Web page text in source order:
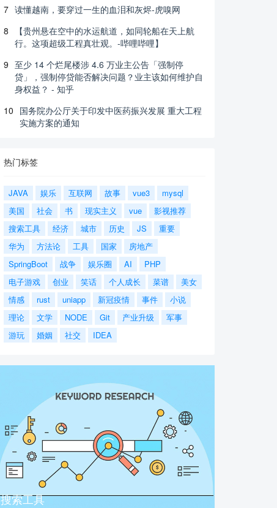
7 读懂越南，要穿过一生的血泪和灰烬-虎嗅网
8
【贵州悬在空中的水运航道，如同轮船在天上航
行。这项超级工程真壮观。-哔哩哔哩】
9 至少 14 个烂尾楼涉 4.6 万业主公告「强制停
贷」，强制停贷能否解决问题？业主该如何维护自
身权益？ - 知乎
10 国务院办公厅关于印发中医药振兴发展 重大工程
实施方案的通知
热门标签
JAVA 娱乐 互联网 故事 vue3
mysql
美国
社会 书 现实主义 vue
影视推荐
搜索工具
经济 城市 历史 JS
重要
华为
方法论 工具 国家
房地产
SpringBoot
战争 娱乐圈 AI
PHP
电子游戏
创业 笑话 个人成长 菜谱
美女
情感
rust uniapp 新冠疫情 事件
小说
理论
文学 NODE Git 产业升级
军事
游玩
婚姻 社交 IDEA
搜索工具